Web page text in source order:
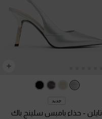
جديد
تايلن - حذاء بامبس سلينج باك